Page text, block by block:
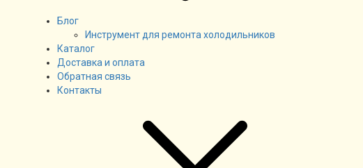
Блог
Инструмент для ремонта холодильников
Каталог
Доставка и оплата
Обратная связь
Контакты